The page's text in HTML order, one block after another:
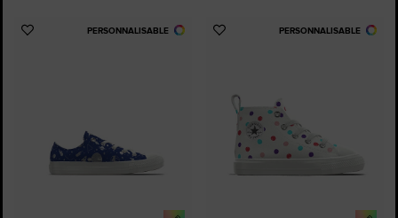
PERSONNALISABLE
Ajouter
PERSONNALISABLE
Ajouter